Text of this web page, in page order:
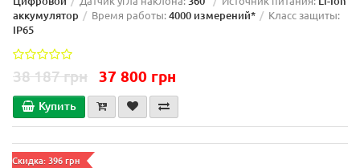
аккумулятор
Время работы:4000 измерений* Класс защиты:
IP65
38 187 грн 37 800 грн
Купить
Скидка: 396 грн